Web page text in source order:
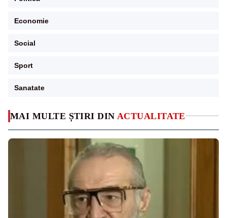
MAI MULTE ȘTIRI DIN ACTUALITATE
Economie
Social
Sport
Sanatate